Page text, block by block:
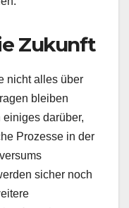
Zukunft
nicht alles über
bleiben
darüber,
Prozesse in der
sicher noch